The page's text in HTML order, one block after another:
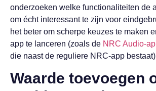
onderzoeken welke functionaliteiten de
om écht interessant te zijn voor
het beter om scherpe keuzes te maken
app te lanceren (zoals de NRC Audio-
die naast de reguliere NRC-app
Waarde toevoegen